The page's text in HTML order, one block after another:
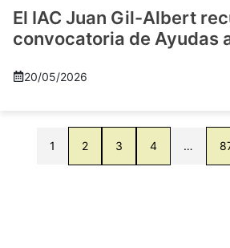
El IAC Juan Gil-Albert
convocatoria de Ayudas
20/05/2026
1 2 3 4 …